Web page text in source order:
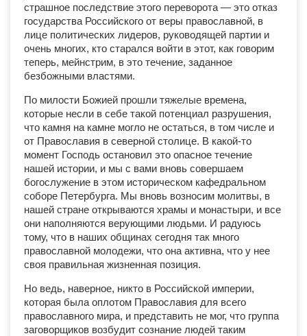
страшное последствие этого переворота — это отказ
государства Российского от веры православной, в
лице политических лидеров, руководящей партии и
очень многих, кто старался войти в этот, как говорим
теперь, мейнстрим, в это течение, заданное
безбожными властями.
По милости Божией прошли тяжелые времена,
которые несли в себе такой потенциал разрушения,
что камня на камне могло не остаться, в том числе и
от Православия в северной столице. В какой-то
момент Господь остановил это опасное течение
нашей истории, и мы с вами вновь совершаем
богослужение в этом историческом кафедральном
соборе Петербурга. Мы вновь возносим молитвы, в
нашей стране открываются храмы и монастыри, и все
они наполняются верующими людьми. И радуюсь
тому, что в наших общинах сегодня так много
православной молодежи, что она активна, что у нее
своя правильная жизненная позиция.
Но ведь, наверное, никто в Российской империи,
которая была оплотом Православия для всего
православного мира, и представить не мог, что группа
заговорщиков возбудит сознание людей таким